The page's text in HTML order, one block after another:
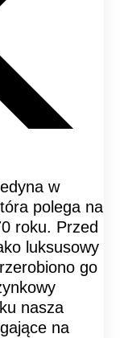
w
polega na
roku. Przed
luksusowy
go
nasza
na